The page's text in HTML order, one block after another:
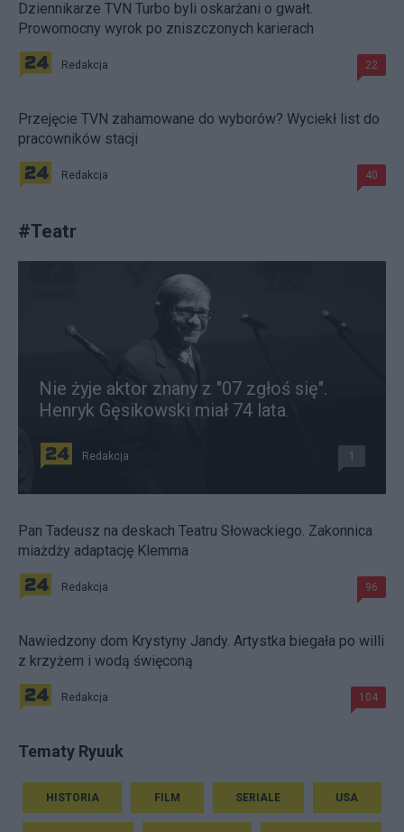
Dziennikarze TVN Turbo byli oskarżani o gwałt.
Prowomocny wyrok po zniszczonych karierach
Redakcja 22
Przejęcie TVN zahamowane do wyborów? Wyciekł list do
pracowników stacji
Redakcja 40
#Teatr
Nie żyje aktor znany z "07 zgłoś się".
Henryk Gęsikowski miał 74 lata
Redakcja 1
Pan Tadeusz na deskach Teatru Słowackiego. Zakonnica
miażdży adaptację Klemma
Redakcja 96
Nawiedzony dom Krystyny Jandy. Artystka biegała po willi
z krzyżem i wodą święconą
Redakcja 104
Tematy Ryuuk
HISTORIA FILM SERIALE USA